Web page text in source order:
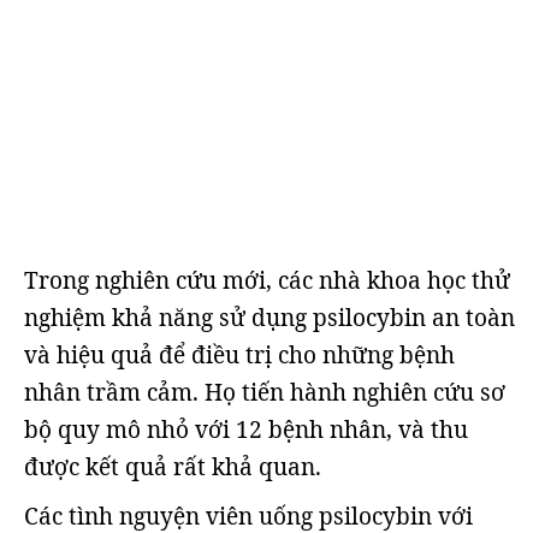
Trong nghiên cứu mới, các nhà khoa học thử
nghiệm khả năng sử dụng psilocybin an toàn
và hiệu quả để điều trị cho những bệnh
nhân trầm cảm. Họ tiến hành nghiên cứu sơ
bộ quy mô nhỏ với 12 bệnh nhân, và thu
được kết quả rất khả quan.
Các tình nguyện viên uống psilocybin với